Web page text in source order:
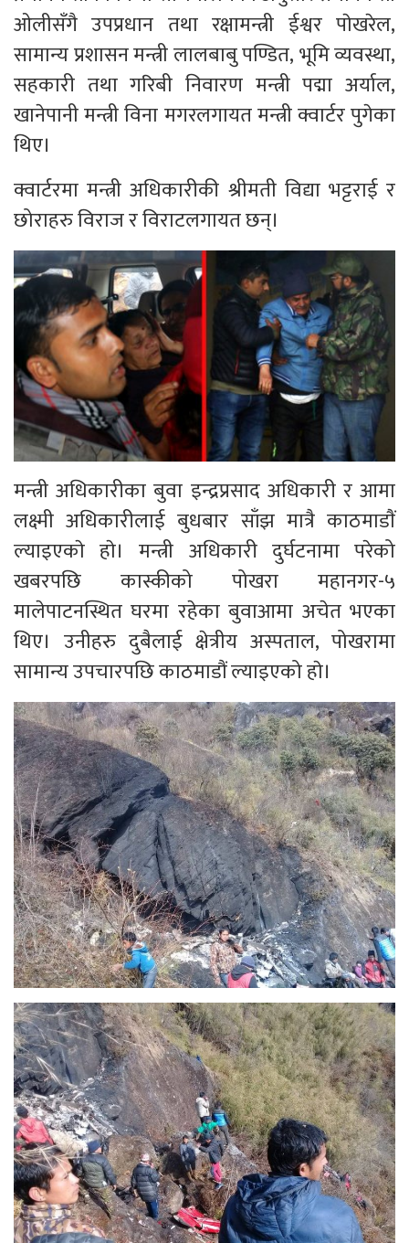
ओलीसँगै उपप्रधान तथा रक्षामन्त्री ईश्वर पाेखरेल,
सामान्य प्रशासन मन्त्री लालबाबु पण्डित, भूमि व्यवस्था,
सहकारी तथा गरिबी निवारण मन्त्री पद्मा अर्याल,
खानेपानी मन्त्री विना मगरलगायत मन्त्री क्वार्टर पुगेका
थिए।
क्वार्टरमा मन्त्री अधिकारीकी श्रीमती विद्या भट्टराई र
छोराहरु विराज र विराटलगायत छन्।
मन्त्री अधिकारीका बुवा इन्द्रप्रसाद अधिकारी र आमा
लक्ष्मी अधिकारीलाई बुधबार साँझ मात्रै काठमाडाैं
ल्याइएकाे हाे। मन्त्री अधिकारी दुर्घटनामा परेको
खबरपछि कास्कीको पोखरा महानगर-५
मालेपाटनस्थित घरमा रहेका बुवाआमा अचेत भएका
थिए। उनीहरु दुबैलाई क्षेत्रीय अस्पताल, पोखरामा
सामान्य उपचारपछि काठमाडौं ल्याइएको हाे।